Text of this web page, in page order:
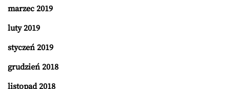
marzec 2019
luty 2019
styczeń 2019
grudzień 2018
listopad 2018